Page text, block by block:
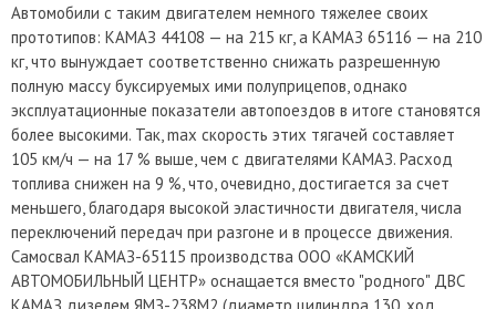
Автомобили с таким двигателем немного тяжелее своих
прототипов: КАМАЗ 44108 — на 215 кг, а КАМАЗ 65116 — на 210
кг, что вынуждает соответственно снижать разрешенную
полную массу буксируемых ими полуприцепов, однако
эксплуатационные показатели автопоездов в итоге становятся
более высокими. Так, max скорость этих тягачей составляет
105 км/ч — на 17 % выше, чем с двигателями КАМАЗ. Расход
топлива снижен на 9 %, что, очевидно, достигается за счет
меньшего, благодаря высокой эластичности двигателя, числа
переключений передач при разгоне и в процессе движения.
Самосвал КАМАЗ-65115 производства ООО «КАМСКИЙ
АВТОМОБИЛЬНЫЙ ЦЕНТР» оснащается вместо "родного" ДВС
КАМАЗ дизелем ЯМЗ-238М2 (диаметр цилиндра 130, ход